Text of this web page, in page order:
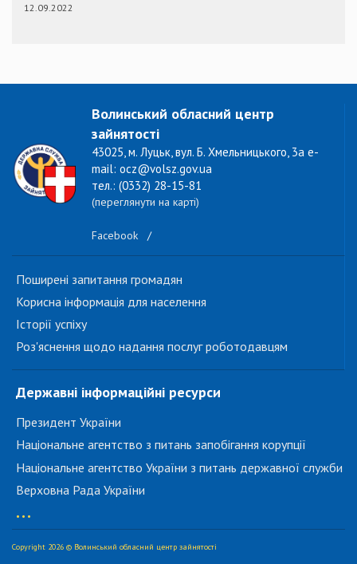
12.09.2022
Волинський обласний центр
зайнятості
43025, м. Луцьк, вул. Б. Хмельницького, 3а e-
mail: ocz@volsz.gov.ua
тел.: (0332) 28-15-81
(переглянути на карті)
Facebook /
Поширені запитання громадян
Корисна інформація для населення
Історії успіху
Роз'яснення щодо надання послуг роботодавцям
Державні інформаційні ресурси
Президент України
Національне агентство з питань запобігання корупції
Національне агентство України з питань державної служби
Верховна Рада України
...
Copyright 2026 © Волинський обласний центр зайнятості